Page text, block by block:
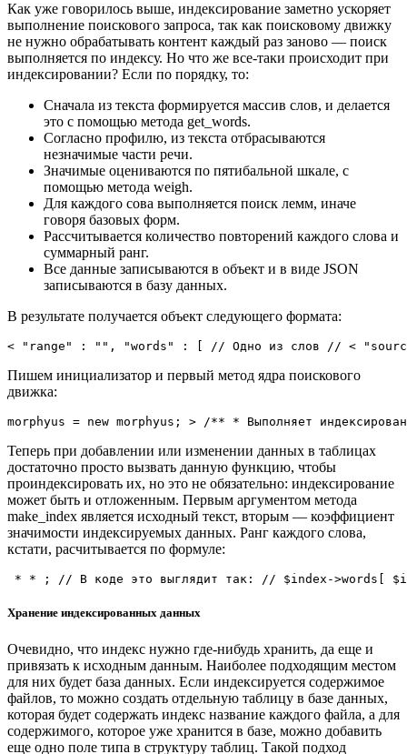
Как уже говорилось выше, индексирование заметно ускоряет
выполнение поискового запроса, так как поисковому движку
не нужно обрабатывать контент каждый раз заново — поиск
выполняется по индексу. Но что же все-таки происходит при
индексировании? Если по порядку, то:
Сначала из текста формируется массив слов, и делается
это с помощью метода get_words.
Согласно профилю, из текста отбрасываются
незначимые части речи.
Значимые оцениваются по пятибальной шкале, с
помощью метода weigh.
Для каждого сова выполняется поиск лемм, иначе
говоря базовых форм.
Рассчитывается количество повторений каждого слова и
суммарный ранг.
Все данные записываются в объект и в виде JSON
записываются в базу данных.
В результате получается объект следующего формата:
< "range" : "", "words" : [ // Одно из слов // <
Пишем инициализатор и первый метод ядра поискового
движка:
morphyus = new morphyus; > /** * Выполняет
Теперь при добавлении или изменении данных в таблицах
достаточно просто вызвать данную функцию, чтобы
проиндексировать их, но это не обязательно: индексирование
может быть и отложенным. Первым аргументом метода
make_index является исходный текст, вторым — коэффициент
значимости индексируемых данных. Ранг каждого слова,
кстати, расчитывается по формуле:
* * ; // В коде это выглядит так: // $index->words[
Хранение индексированных данных
Очевидно, что индекс нужно где-нибудь хранить, да еще и
привязать к исходным данным. Наиболее подходящим местом
для них будет база данных. Если индексируется содержимое
файлов, то можно создать отдельную таблицу в базе данных,
которая будет содержать индекс название каждого файла, а для
содержимого, которое уже хранится в базе, можно добавить
еще одно поле типа в структуру таблиц. Такой подход